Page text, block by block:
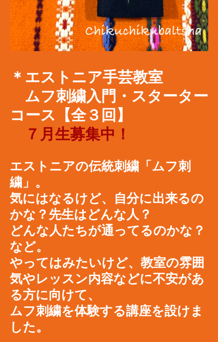
＊エストニア手芸教室
​ ムフ刺繍入門・スターター
コース【全３回 】
７月生募集中！
エストニアの伝統刺繍「ムフ刺
繍」。
気にはなるけど、自分に出来るの
かな？先生はどんな人？
​どんな人たちが通ってるのかな？
など。
やってはみたいけど、教室の雰囲
気やレッスン内容などに不安があ
る方に向けて、
ムフ刺繍を体験する講座を設けま
した。